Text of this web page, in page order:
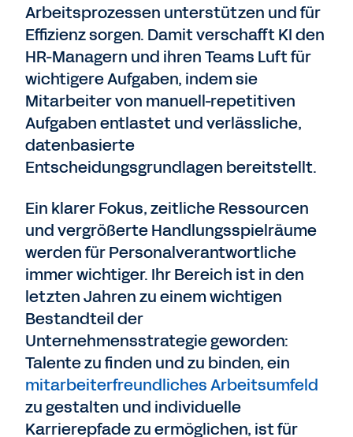
Arbeitsprozessen unterstützen und für
Effizienz sorgen. Damit verschafft KI den
HR-Managern und ihren Teams Luft für
wichtigere Aufgaben, indem sie
Mitarbeiter von manuell-repetitiven
Aufgaben entlastet und verlässliche,
datenbasierte
Entscheidungsgrundlagen bereitstellt.
Ein klarer Fokus, zeitliche Ressourcen
und vergrößerte Handlungsspielräume
werden für Personalverantwortliche
immer wichtiger. Ihr Bereich ist in den
letzten Jahren zu einem wichtigen
Bestandteil der
Unternehmensstrategie geworden:
Talente zu finden und zu binden, ein
mitarbeiterfreundliches Arbeitsumfeld
zu gestalten und individuelle
Karrierepfade zu ermöglichen, ist für